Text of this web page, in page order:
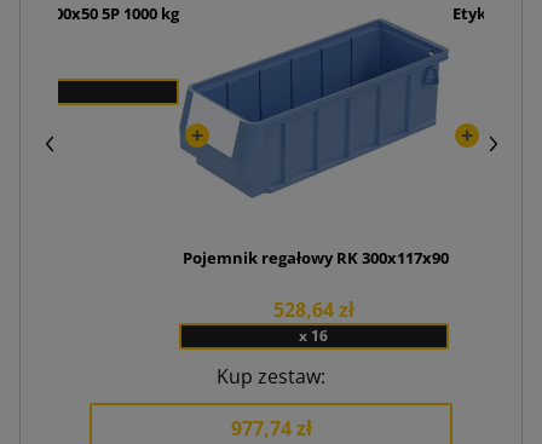
5P 1000 kg
Pojemnik regałowy RK 300x117x90
528,64 zł
x 16
Etykiety
Kup zestaw:
977,74 zł